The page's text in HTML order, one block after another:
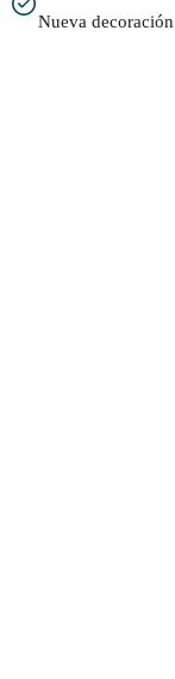
Nueva decoración